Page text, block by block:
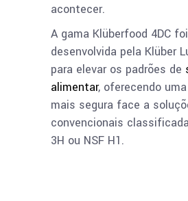
acontecer.
A gama Klüberfood 4DC foi
desenvolvida pela Klüber
para elevar os padrões de
alimentar, oferecendo
mais segura face a
convencionais
3H ou NSF H1.